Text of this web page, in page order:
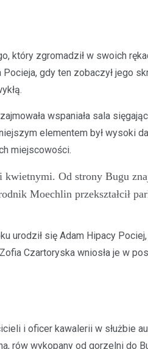
który zgromadził w swoich
gdy ten zobaczył jego
wspaniała sala
elementem był wysoki
miejscowości.
Od strony Bugu
Moechlin przekształcił
urodził się Adam Hipacy
Czartoryska wniosła je w
i oficer kawalerii w służbie
rów wykopany od gorzelni do